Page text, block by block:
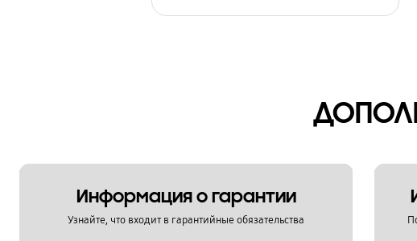
Информация о гарантии
Узнайте, что входит в гарантийные обязательства